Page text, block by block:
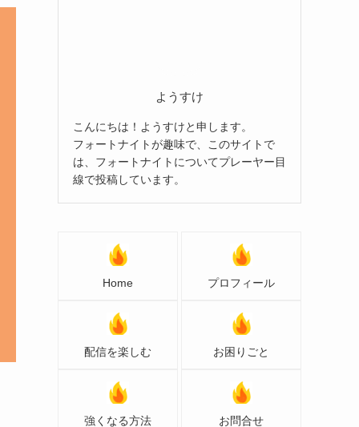
ようすけ
こんにちは！ようすけと申します。
フォートナイトが趣味で、このサイトで
は、フォートナイトについてプレーヤー目
線で投稿しています。
Home プロフィール
配信を楽しむ お困りごと
強くなる方法 お問合せ